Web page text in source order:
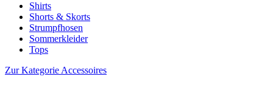
Shirts
Shorts & Skorts
Strumpfhosen
Sommerkleider
Tops
Zur Kategorie Accessoires